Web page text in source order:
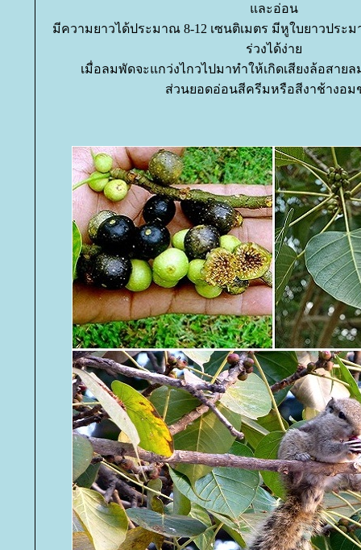
ละอ่อน
มีความยาวได้ประมาณ 8-12 เซนติเมตร มีหูใบยาวประม
ร่วงได้ง่า
เมื่อลมพัดจะแกว่งไกวไปมาทำให้เกิดเสียงล้อสาย
ส่วนยอดอ่อนสีครีมหรือสีงาช้างอม